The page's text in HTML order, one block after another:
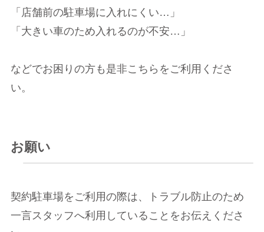
「店舗前の駐車場に入れにくい…」
「大きい車のため入れるのが不安…」
などでお困りの方も是非こちらをご利用くださ
い。
お願い
契約駐車場をご利用の際は、トラブル防止のため
一言スタッフへ利用していることをお伝えくださ